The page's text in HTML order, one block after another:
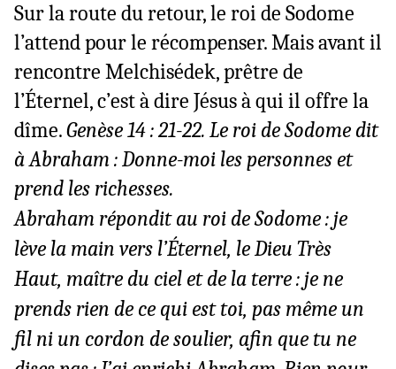
Sur la route du retour, le roi de Sodome
l’attend pour le récompenser. Mais avant il
rencontre Melchisédek, prêtre de
l’Éternel, c’est à dire Jésus à qui il offre la
dîme.Genèse 14 : 21-22. Le roi de Sodome dit
à Abraham : Donne-moi les personnes et
prend les richesses.
Abraham répondit au roi de Sodome : je
lève la main vers l’Éternel, le Dieu Très
Haut, maître du ciel et de la terre : je ne
prends rien de ce qui est toi, pas même un
fil ni un cordon de soulier, afin que tu ne